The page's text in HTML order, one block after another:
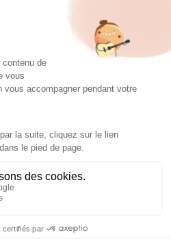
de détails veuillez consulter
Copyright 2026 © Amaroff